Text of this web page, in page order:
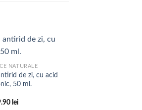
NATURALE
de zi, cu acid
50 ml.
lei